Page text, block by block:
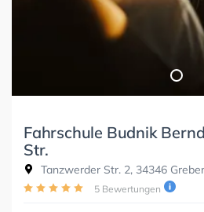
Fahrschule Budnik
Str.
Tanzwerder Str. 2, 34346
5 Bewertungen